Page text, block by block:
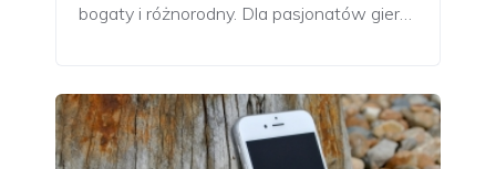
bogaty i różnorodny. Dla pasjonatów gier…